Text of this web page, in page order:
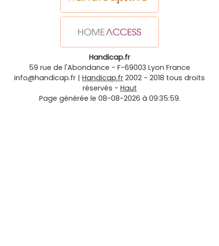
Handicap.fr
59 rue de l'Abondance - F-69003 Lyon France
info@handicap.fr | Handicap.fr 2002 - 2018 tous droits
réservés - Haut
Page générée le 08-08-2026 à 09:35:59.